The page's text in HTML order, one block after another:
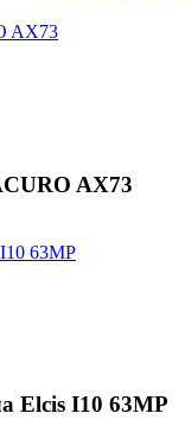
AX73
Elcis I10 63MP